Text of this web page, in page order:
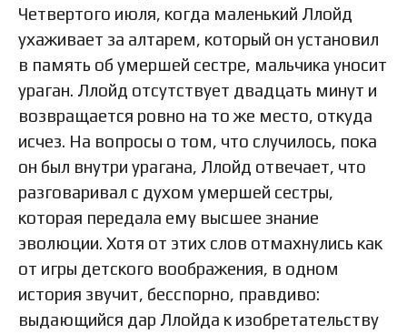
Четвертого июля, когда маленький Ллойд
ухаживает за алтарем, который он установил
в память об умершей сестре, мальчика уносит
ураган. Ллойд отсутствует двадцать минут и
возвращается ровно на то же место, откуда
исчез. На вопросы о том, что случилось, пока
он был внутри урагана, Ллойд отвечает, что
разговаривал с духом умершей сестры,
которая передала ему высшее знание
эволюции. Хотя от этих слов отмахнулись как
от игры детского воображения, в одном
история звучит, бесспорно, правдиво:
выдающийся дар Ллойда к изобретательству